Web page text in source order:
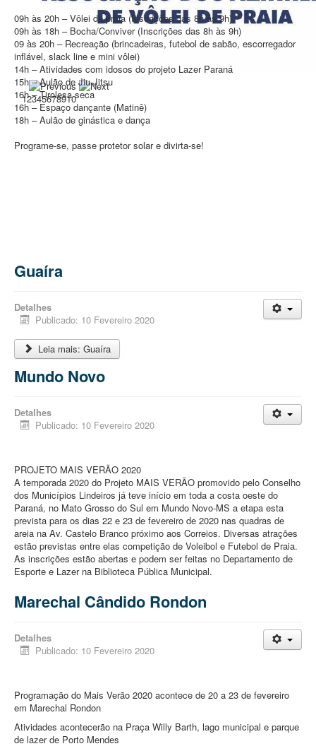
História
12345678910
09h às 20h – Vôlei de praia (Inscrições das 8h às 9h)
09h às 18h – Bocha/Conviver (Inscrições das 8h às 9h)
09 às 20h – Recreação (brincadeiras, futebol de sabão, escorregador
inflável, slack line e mini vôlei)
14h – Atividades com idosos do projeto Lazer Paraná
15h – Aulão de Jiu-Jitsu
16h – Tirolesa seca
16h – Espaço dançante (Matinê)
18h – Aulão de ginástica e dança
Programe-se, passe protetor solar e divirta-se!
Guaíra
Detalhes
Publicado: 10 Fevereiro 2020
Leia mais: Guaíra
Mundo Novo
Detalhes
Publicado: 10 Fevereiro 2020
PROJETO MAIS VERÃO 2020
A temporada 2020 do Projeto MAIS VERÃO promovido pelo Conselho
dos Municípios Lindeiros já teve início em toda a costa oeste do
Paraná, no Mato Grosso do Sul em Mundo Novo-MS a etapa esta
prevista para os dias 22 e 23 de fevereiro de 2020 nas quadras de
areia na Av. Castelo Branco próximo aos Correios. Diversas atrações
estão previstas entre elas competição de Voleibol e Futebol de Praia.
As inscrições estão abertas e podem ser feitas no Departamento de
Esporte e Lazer na Biblioteca Pública Municipal.
Marechal Cândido Rondon
Detalhes
Publicado: 10 Fevereiro 2020
Programação do Mais Verão 2020 acontece de 20 a 23 de fevereiro
em Marechal Rondon
Atividades acontecerão na Praça Willy Barth, lago municipal e parque
de lazer de Porto Mendes